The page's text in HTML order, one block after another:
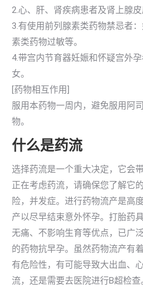
2.心、肝、肾疾病患者及肾上腺皮
3.有使用前列腺素类药物禁忌者
素类药物过敏等。
4.带宫内节育器妊娠和怀疑宫外
女。
[药物相互作用]
服用本药物一周内，避免服用阿
物。
什么是药流
选择药流是一个重大决定，它会
正在考虑药流，请确保您了解它
险，并发症。进行药物流产是高
产以尽早结束意外怀孕。打胎药
无痛、不影响生育等优点，已广
的药物抗早孕。虽然药物流产有
有危险性，有可能导致大出血、
流，还是需要去医院进行B超检查